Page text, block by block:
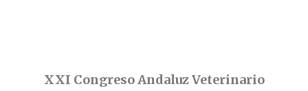
XXI Congreso Andaluz Veterinario